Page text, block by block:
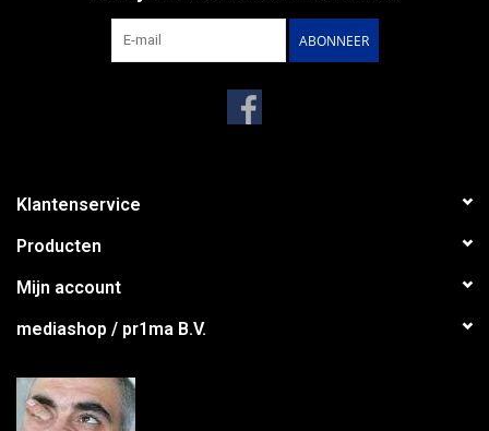
ABONNEER
Klantenservice
Producten
Mijn account
mediashop / pr1ma B.V.